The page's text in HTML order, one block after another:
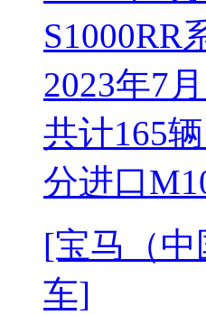
S1000RR
2023年7
共计165
分进口
[宝马（
车]